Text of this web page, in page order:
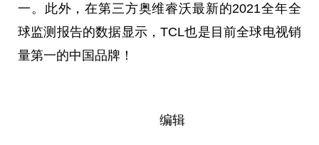
一。此外，在第三方奥维睿沃最新的2021全年全
球监测报告的数据显示，TCL也是目前全球电视销
量第一的中国品牌！
编辑